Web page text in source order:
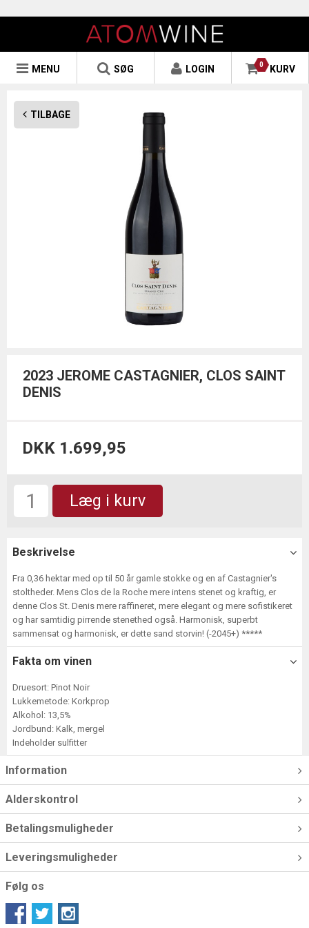
0 KURV
LOGIN
SØG
MENU
TILBAGE
2023 JEROME CASTAGNIER, CLOS SAINT
DENIS
DKK 1.699,95
Læg i kurv
Beskrivelse
Fra 0,36 hektar med op til 50 år gamle stokke og en af Castagnier's
stoltheder. Mens Clos de la Roche mere intens stenet og kraftig, er
denne Clos St. Denis mere raffineret, mere elegant og mere sofistikeret
og har samtidig pirrende stenethed også. Harmonisk, superbt
sammensat og harmonisk, er dette sand storvin! (-2045+) *****
Fakta om vinen
Druesort: Pinot Noir
Lukkemetode: Korkprop
Alkohol: 13,5%
Jordbund: Kalk, mergel
Indeholder sulfitter
Information
Alderskontrol
Betalingsmuligheder
Leveringsmuligheder
Følg os